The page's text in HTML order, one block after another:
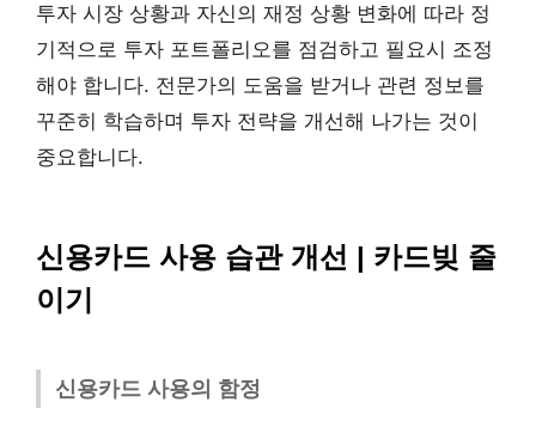
투자 시장 상황과 자신의 재정 상황 변화에 따라 정
기적으로 투자 포트폴리오를 점검하고 필요시 조정
해야 합니다. 전문가의 도움을 받거나 관련 정보를
꾸준히 학습하며 투자 전략을 개선해 나가는 것이
중요합니다.
신용카드 사용 습관 개선 | 카드빚 줄
이기
신용카드 사용의 함정